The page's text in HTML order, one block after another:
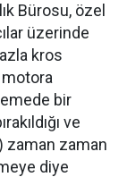
Bürosu, özel
üzerinde
kros
motora
bir
ve
zaman zaman
diye